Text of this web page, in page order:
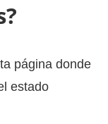
página donde
estado